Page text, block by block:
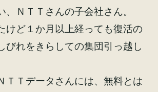
、ＮＴＴさんの子会社さん。
けど１か月以上経っても復活の
びれをきらしての集団引っ越し
ＴＴデータさんには、無料とは
家づくりコラム